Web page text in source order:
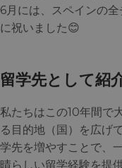
6月には、スペインの
に祝いました😊
留学先として紹
私たちはこの10年間で
る目的地（国）を広げ
学先を増やすことで、
晴らしい留学経験を提